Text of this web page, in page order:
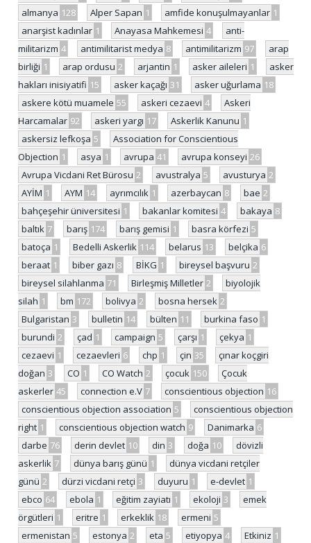
almanya 128 Alper Sapan 1 amfide konuşulmayanlar 1
anarşist kadınlar 1 Anayasa Mahkemesi 4
anti-
militarizm 4 antimilitarist medya 8 antimilitarizm 97
arap
birliği 1 arap ordusu 2 arjantin 1 asker aileleri 1
asker
hakları inisiyatifi 15 asker kaçağı 31 asker uğurlama 18
askere kötü muamele 55 askeri cezaevi 4
Askeri
Harcamalar 92 askeri yargı 17 Askerlik Kanunu 1
askersiz lefkoşa 5
Association for Conscientious
Objection 1 asya 1 avrupa 41 avrupa konseyi 26
Avrupa Vicdani Ret Bürosu 2 avustralya 5 avusturya 2
AYİM 1 AYM 14 ayrımcılık 1 azerbaycan 8 bae 2
bahçeşehir üniversitesi 1 bakanlar komitesi 4 bakaya 8
baltık 7 barış 174 barış gemisi 1 basra körfezi 5
batoça 1 Bedelli Askerlik 114 belarus 13 belçika 6
beraat 1 biber gazı 8 BİKG 1 bireysel başvuru 2
bireysel silahlanma 71 Birleşmiş Milletler 2
biyolojik
silah 1 bm 172 bolivya 2 bosna hersek 2
Bulgaristan 3 bulletin 14 bülten 11 burkina faso 1
burundi 2 çad 1 campaign 5 çarşı 1 çekya 1
cezaevi 1 cezaevleri 6 chp 1 çin 35
çınar koçgiri
doğan 3 CO 1 CO Watch 2 çocuk 150
Çocuk
askerler 45 connection e.V 7 conscientious objection 16
conscientious objection association 5
conscientious objection
right 1 conscientious objection watch 9 Danimarka 6
darbe 76 derin devlet 10 din 3 doğa 10
dövizli
askerlik 7 dünya barış günü 1
dünya vicdani retçiler
günü 2 dürzi vicdani retçi 3 duyuru 1 e-devlet 1
ebco 64 ebola 1 eğitim zayiatı 1 ekoloji 3
emek
örgütleri 1 eritre 1 erkeklik 18 ermeni 5
ermenistan 5 estonya 2 eta 5 etiyopya 4 Etkiniz 1